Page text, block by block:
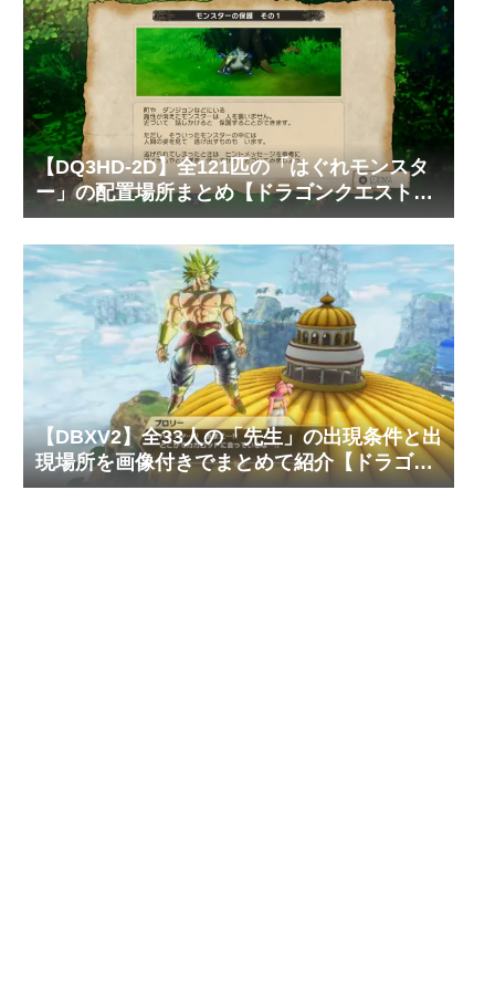
【DQ3HD-2D】全121匹の「はぐれモンスタ
ー」の配置場所まとめ【ドラゴンクエスト3
そして伝説へ…】
【DBXV2】全33人の「先生」の出現条件と出
現場所を画像付きでまとめて紹介【ドラゴン
ボール ゼノバース2】